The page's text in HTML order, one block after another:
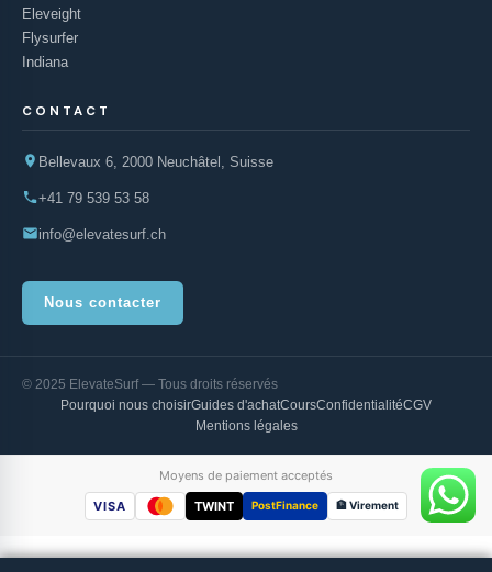
Eleveight
Flysurfer
Indiana
CONTACT
Bellevaux 6, 2000 Neuchâtel, Suisse
+41 79 539 53 58
info@elevatesurf.ch
Nous contacter
© 2025 ElevateSurf — Tous droits réservés
Pourquoi nous choisirGuides d'achatCoursConfidentialitéCGV
Mentions légales
Moyens de paiement acceptés
VISA
TWINT PostFinance 🏦 Virement